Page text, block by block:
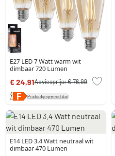
E27 LED 7 Watt warm wit
dimbaar 720 Lumen
€ 24,91Adviesprijs:€ 76,99
Productgegevensblad
E14 LED 3.4 Watt neutraal wit
dimbaar 470 Lumen